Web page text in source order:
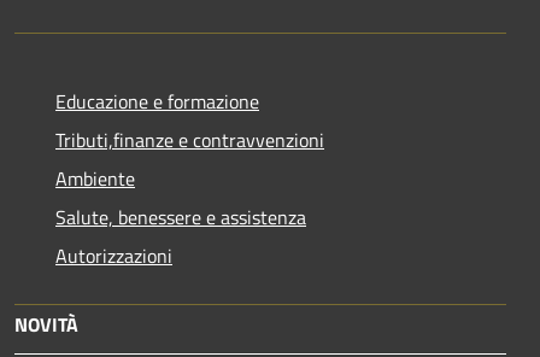
Educazione e formazione
Tributi,finanze e contravvenzioni
Ambiente
Salute, benessere e assistenza
Autorizzazioni
NOVITÀ